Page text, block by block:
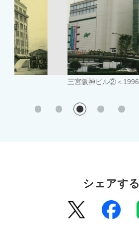
三宮阪神ビル②＜1996年＞
シェアする